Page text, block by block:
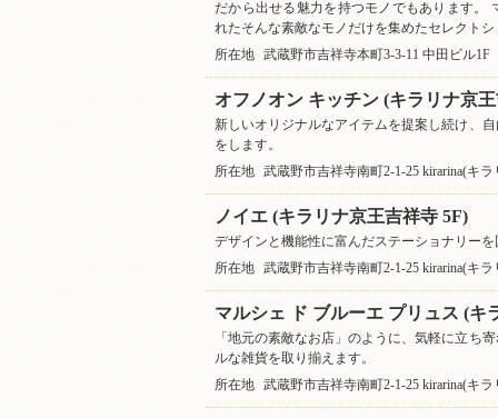
だから出せる魅力を持つモノでもあります。
れたそんな素敵なモノだけを集めたセレクト
所在地
武蔵野市吉祥寺本町3-3-11 中田ビル1F
オフノオン キッチン (キラリナ京
新しいオリジナルなアイテムを提案し続け、
をします。
所在地
武蔵野市吉祥寺南町2-1-25 kirarina(キ
ノイエ (キラリナ京王吉祥寺 5F)
デザインと機能性に富んだステーショナリー
所在地
武蔵野市吉祥寺南町2-1-25 kirarina(キ
マルシェ ド ブルーエ プリュス (キ
「地元の素敵なお店」のように、気軽に立ち
ルな雑貨を取り揃えます。
所在地
武蔵野市吉祥寺南町2-1-25 kirarina(キ